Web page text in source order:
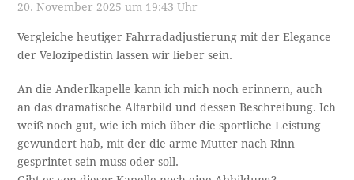
20. November 2025 um 19:43 Uhr
Vergleiche heutiger Fahrradadjustierung mit der Elegance
der Velozipedistin lassen wir lieber sein.
An die Anderlkapelle kann ich mich noch erinnern, auch
an das dramatische Altarbild und dessen Beschreibung. Ich
weiß noch gut, wie ich mich über die sportliche Leistung
gewundert hab, mit der die arme Mutter nach Rinn
gesprintet sein muss oder soll.